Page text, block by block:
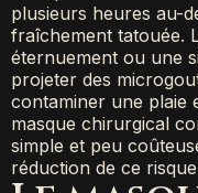
plusieurs heures au-
fraîchement tatouée.
éternuement ou une
projeter des
contaminer une plaie
masque chirurgical
simple et peu
réduction de ce